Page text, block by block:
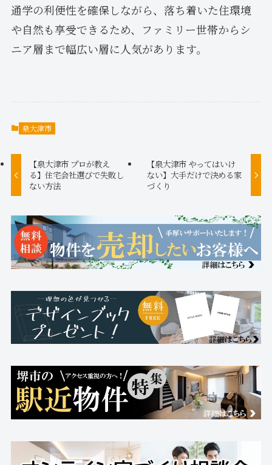
通学の利便性を確保しながら、落ち着いた住環境
や自然も享受できるため、ファミリー世帯からシ
ニア層まで幅広い層に人気があります。
泉大津市
【泉大津市 プロが教え
る】住宅会社選びで失敗し
ない方法
【泉大津市 やってはいけ
ない】大手だけで決める家
づくり